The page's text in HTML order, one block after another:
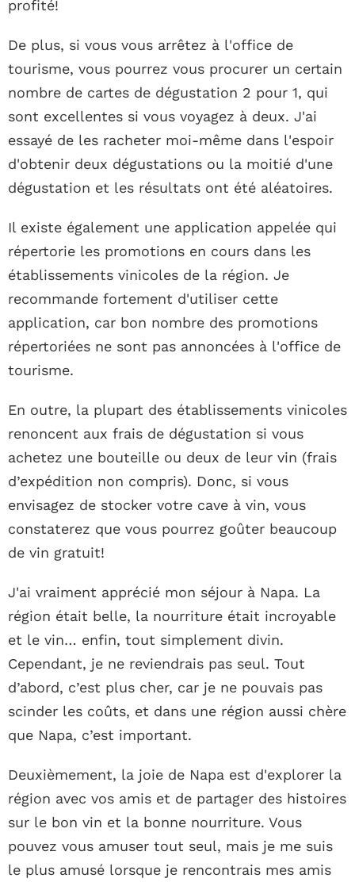
profité!
De plus, si vous vous arrêtez à l'office de
tourisme, vous pourrez vous procurer un certain
nombre de cartes de dégustation 2 pour 1, qui
sont excellentes si vous voyagez à deux. J'ai
essayé de les racheter moi-même dans l'espoir
d'obtenir deux dégustations ou la moitié d'une
dégustation et les résultats ont été aléatoires.
Il existe également une application appelée qui
répertorie les promotions en cours dans les
établissements vinicoles de la région. Je
recommande fortement d'utiliser cette
application, car bon nombre des promotions
répertoriées ne sont pas annoncées à l'office de
tourisme.
En outre, la plupart des établissements vinicoles
renoncent aux frais de dégustation si vous
achetez une bouteille ou deux de leur vin (frais
d’expédition non compris). Donc, si vous
envisagez de stocker votre cave à vin, vous
constaterez que vous pourrez goûter beaucoup
de vin gratuit!
J'ai vraiment apprécié mon séjour à Napa. La
région était belle, la nourriture était incroyable
et le vin… enfin, tout simplement divin.
Cependant, je ne reviendrais pas seul. Tout
d’abord, c’est plus cher, car je ne pouvais pas
scinder les coûts, et dans une région aussi chère
que Napa, c’est important.
Deuxièmement, la joie de Napa est d'explorer la
région avec vos amis et de partager des histoires
sur le bon vin et la bonne nourriture. Vous
pouvez vous amuser tout seul, mais je me suis
le plus amusé lorsque je rencontrais mes amis